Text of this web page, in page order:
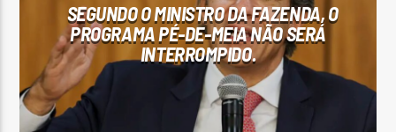
Arara Azul FM
SEGUNDO O MINISTRO DA FAZENDA, O
PROGRAMA PÉ-DE-MEIA NÃO SERÁ
INTERROMPIDO.